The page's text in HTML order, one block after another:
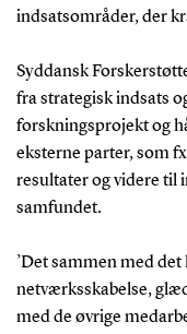
indsatsområder, der
Syddansk
fra strategisk indsats
forskningsprojekt og
eksterne parter, som
resultater og videre til
samfundet.
’Det sammen med
netværksskabelse,
med de øvrige